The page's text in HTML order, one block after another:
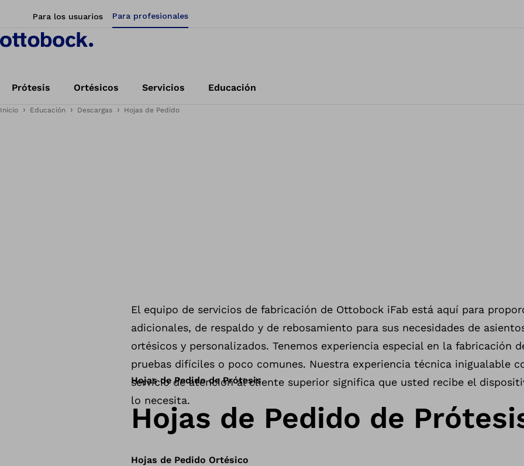
Para los usuarios Para profesionales
Prótesis Ortésicos Servicios Educación
Inicio Educación Descargas Hojas de Pedido
El equipo de servicios de fabricación de Ottobock iFab está aquí para
adicionales, de respaldo y de rebosamiento para sus necesidades de
ortésicos y personalizados. Tenemos experiencia especial en la fabricación
pruebas difíciles o poco comunes. Nuestra experiencia técnica inigualable
servicio de atención al cliente superior significa que usted recibe el
lo necesita.
Hojas de Pedido de Prótesis
Hojas de Pedido de
Hojas de Pedido Ortésico